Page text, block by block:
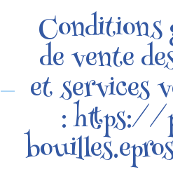
Conditions
de vente
et services
: